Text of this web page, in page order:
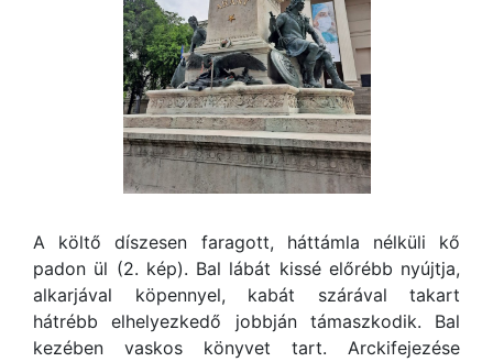
A költő díszesen faragott, háttámla nélküli kő
padon ül (2. kép). Bal lábát kissé előrébb nyújtja,
alkarjával köpennyel, kabát szárával takart
hátrébb elhelyezkedő jobbján támaszkodik. Bal
kezében vaskos könyvet tart. Arckifejezése